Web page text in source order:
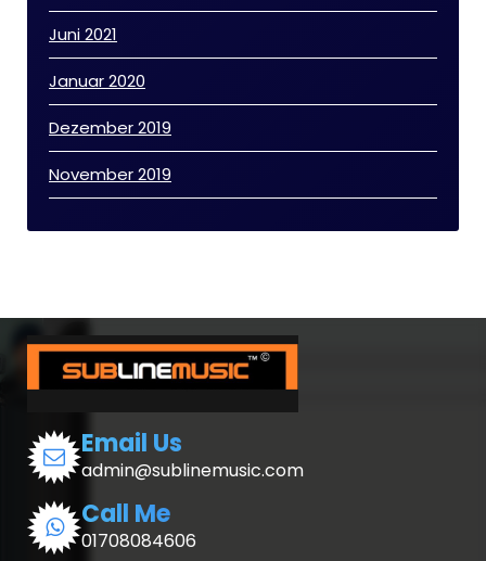
Juni 2021
Januar 2020
Dezember 2019
November 2019
Email Us
admin@sublinemusic.com
Call Me
01708084606